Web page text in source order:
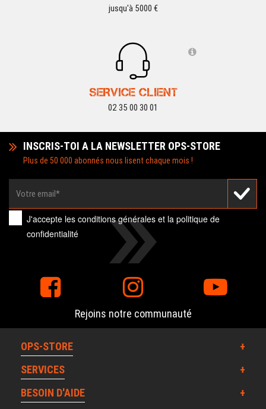
jusqu'à 5000 €
SERVICE CLIENT
02 35 00 30 01
INSCRIS-TOI A LA NEWSLETTER OPS-STORE
Plus de 50 000 abonnés nous lisent chaque mois !
J'accepte lesconditions générales et lapolitique de
confidentialité
Rejoins notre communauté
OPS-STORE
SERVICES
BESOIN D'AIDE